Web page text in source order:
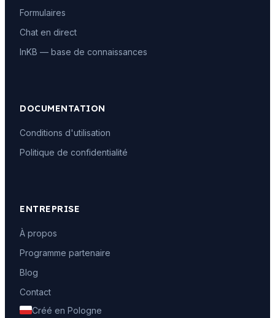
Formulaires
Chat en direct
InKB — base de connaissances
DOCUMENTATION
Conditions d'utilisation
Politique de confidentialité
ENTREPRISE
À propos
Programme partenaire
Blog
Contact
Créé en Pologne